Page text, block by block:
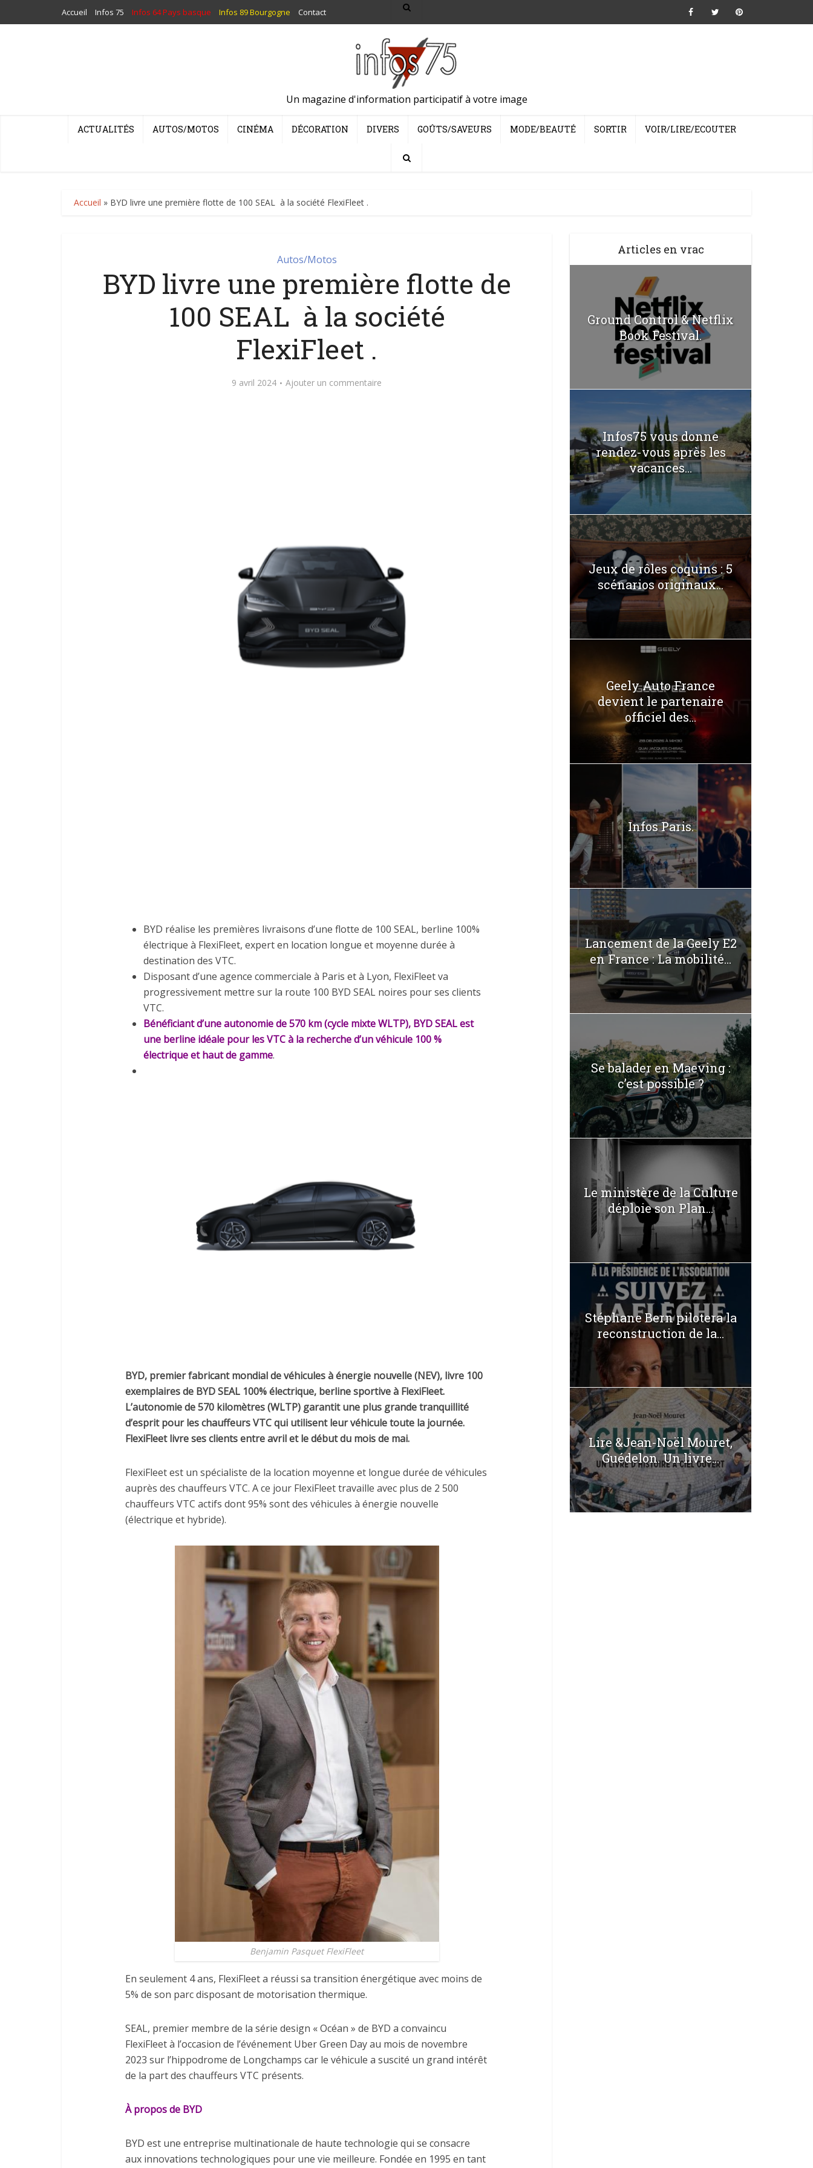
Accueil Infos 75 Infos 64 Pays basque Infos 89 Bourgogne Contact
Un magazine d'information participatif à votre image
ACTUALITÉS AUTOS/MOTOS CINÉMA DÉCORATION DIVERS GOÛTS/SAVEURS MODE/BEAUTÉ SORTIR VOIR/LIRE/ECOUTER
Accueil » BYD livre une première flotte de 100 SEAL à la société FlexiFleet .
Autos/Motos
BYD livre une première flotte de
100 SEAL à la société
FlexiFleet .
9 avril 2024 Ajouter un commentaire
BYD réalise les premières livraisons d’une flotte de 100 SEAL, berline 100%
électrique à FlexiFleet, expert en location longue et moyenne durée à
destination des VTC.
Disposant d’une agence commerciale à Paris et à Lyon, FlexiFleet va
progressivement mettre sur la route 100 BYD SEAL noires pour ses clients
VTC.
Bénéficiant d’une autonomie de 570 km (cycle mixte WLTP), BYD SEAL est
une berline idéale pour les VTC à la recherche d’un véhicule 100 %
électrique et haut de gamme.
BYD, premier fabricant mondial de véhicules à énergie nouvelle (NEV), livre 100
exemplaires de BYD SEAL 100% électrique, berline sportive à FlexiFleet.
L’autonomie de 570 kilomètres (WLTP) garantit une plus grande tranquillité
d’esprit pour les chauffeurs VTC qui utilisent leur véhicule toute la journée.
FlexiFleet livre ses clients entre avril et le début du mois de mai.
FlexiFleet est un spécialiste de la location moyenne et longue durée de véhicules
auprès des chauffeurs VTC. A ce jour FlexiFleet travaille avec plus de 2 500
chauffeurs VTC actifs dont 95% sont des véhicules à énergie nouvelle
(électrique et hybride).
Benjamin Pasquet FlexiFleet
En seulement 4 ans, FlexiFleet a réussi sa transition énergétique avec moins de
5% de son parc disposant de motorisation thermique.
SEAL, premier membre de la série design « Océan » de BYD a convaincu
FlexiFleet à l’occasion de l’événement Uber Green Day au mois de novembre
2023 sur l’hippodrome de Longchamps car le véhicule a suscité un grand intérêt
de la part des chauffeurs VTC présents.
À propos de BYD
BYD est une entreprise multinationale de haute technologie qui se consacre
aux innovations technologiques pour une vie meilleure. Fondée en 1995 en tant
Articles en vrac
Ground Control & Netflix
Book Festival.
Infos75 vous donne
rendez-vous après les
vacances...
Jeux de rôles coquins : 5
scénarios originaux...
Geely Auto France
devient le partenaire
officiel des...
Infos Paris.
Lancement de la Geely E2
en France : La mobilité...
Se balader en Maeving :
c’est possible ?
Le ministère de la Culture
déploie son Plan...
Stéphane Bern pilotera la
reconstruction de la...
Lire &Jean-Noël Mouret,
Guédelon. Un livre...